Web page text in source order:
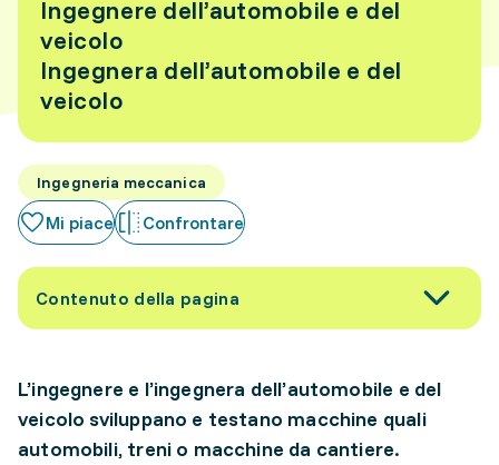
Ingegnere dell’automobile e del
veicolo
Ingegnera dell’automobile e del
veicolo
Ingegneria meccanica
Mi piace Confrontare
Contenuto della pagina
L’ingegnere e l’ingegnera dell’automobile e del
veicolo sviluppano e testano macchine quali
automobili, treni o macchine da cantiere.